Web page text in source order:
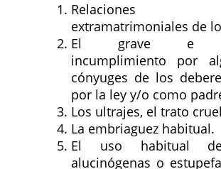
Relaciones
extramatrimoniales de
El grave e
incumplimiento por
cónyuges de los
por la ley y/o como
Los ultrajes, el trato
La embriaguez habitual.
El uso habitual de
alucinógenas o